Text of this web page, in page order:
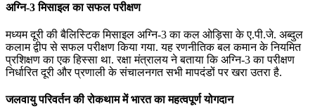
अग्नि-3 मिसाइल का सफल परीक्षण
मध्यम दूरी की बैलिस्टिक मिसाइल अग्नि-3 का कल ओड़िसा के ए.पी.जे. अब्दुल
कलाम द्वीप से सफल परीक्षण किया गया. यह रणनीतिक बल कमान के नियमित
प्रशिक्षण का एक हिस्सा था. रक्षा मंत्रालय ने बताया कि अग्नि-3 का परीक्षण
निर्धारित दूरी और प्रणाली के संचालनगत सभी मापदंडों पर खरा उतरा है.
जलवायु परिवर्तन की रोकथाम में भारत का महत्वपूर्ण योगदान